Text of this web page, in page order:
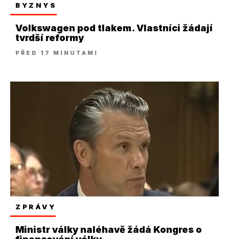
BYZNYS
Volkswagen pod tlakem. Vlastníci žádají
tvrdší reformy
PŘED 17 MINUTAMI
ZPRÁVY
Ministr války naléhavě žádá Kongres o